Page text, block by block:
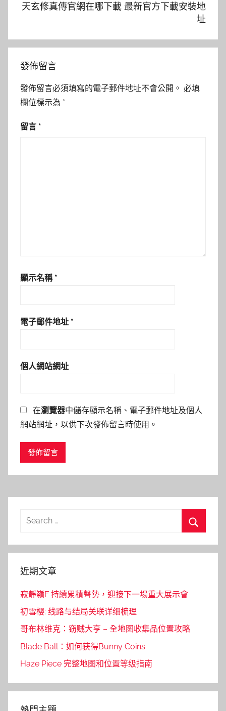
天玄修真傳官網在哪下載 最新官方下載安裝地
址
發佈留言
發佈留言必須填寫的電子郵件地址不會公開。 必填
欄位標示為 *
留言 *
顯示名稱 *
電子郵件地址 *
個人網站網址
在瀏覽器中儲存顯示名稱、電子郵件地址及個人
網站網址，以供下次發佈留言時使用。
Search
近期文章
寂靜嶺F 持續累積聲勢，迎接下一場重大展示會
初雪樱: 线路与结局关联详细梳理
哥布林维克：窃贼大亨 – 全地图收集品位置攻略
Blade Ball：如何获得Bunny Coins
Haze Piece 完整地图和位置等级指南